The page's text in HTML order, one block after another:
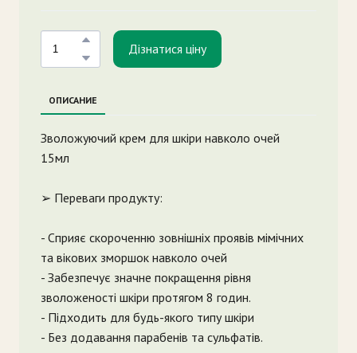
Дізнатися ціну
ОПИСАНИЕ
Зволожуючий крем для шкіри навколо очей
15мл
➢ Переваги продукту:
- Сприяє скороченню зовнішніх проявів мімічних
та вікових зморшок навколо очей
- Забезпечує значне покращення рівня
зволоженості шкіри протягом 8 годин.
- Підходить для будь-якого типу шкіри
- Без додавання парабенів та сульфатів.